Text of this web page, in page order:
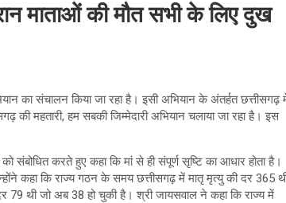
माताओं की मौत सभी के लिए दुख
का संचालन किया जा रहा है। इसी अभियान के अंतर्हत छत्तीसगढ़
की महतारी, हम सबकी जिम्मेदारी अभियान चलाया जा रहा है। इस
संबोधित करते हुए कहा कि मां से ही संपूर्ण सृष्टि का आधार होता है।
कहा कि राज्य गठन के समय छत्तीसगढ़ में मातृ मृत्यु की दर 365
थी जो अब 38 हो चुकी है। श्री जायसवाल ने कहा कि राज्य में